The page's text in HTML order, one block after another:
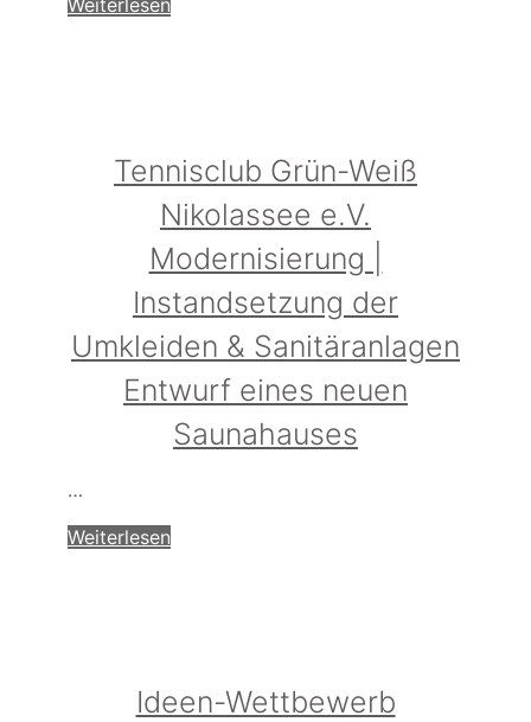
Tennisclub Grün-Weiß
Nikolassee e.V.
Modernisierung |
Instandsetzung der
Umkleiden & Sanitäranlagen
Entwurf eines neuen
Saunahauses
…
Weiterlesen
Ideen-Wettbewerb